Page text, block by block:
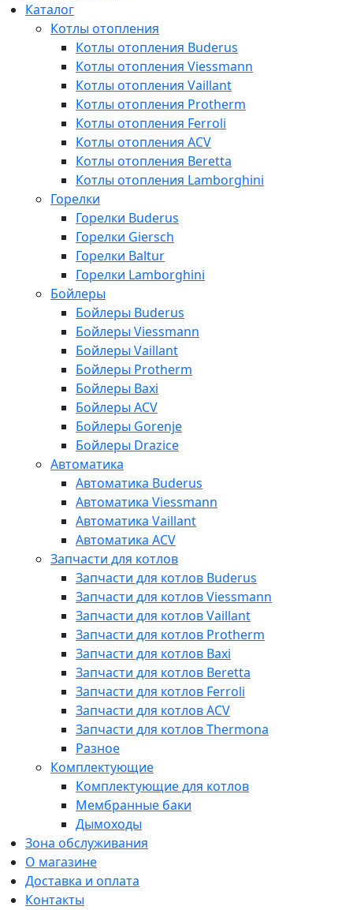
Каталог
Котлы отопления
Котлы отопления Buderus
Котлы отопления Viessmann
Котлы отопления Vaillant
Котлы отопления Protherm
Котлы отопления Ferroli
Котлы отопления ACV
Котлы отопления Beretta
Котлы отопления Lamborghini
Горелки
Горелки Buderus
Горелки Giersch
Горелки Baltur
Горелки Lamborghini
Бойлеры
Бойлеры Buderus
Бойлеры Viessmann
Бойлеры Vaillant
Бойлеры Protherm
Бойлеры Baxi
Бойлеры ACV
Бойлеры Gorenje
Бойлеры Drazice
Автоматика
Автоматика Buderus
Автоматика Viessmann
Автоматика Vaillant
Автоматика ACV
Запчасти для котлов
Запчасти для котлов Buderus
Запчасти для котлов Viessmann
Запчасти для котлов Vaillant
Запчасти для котлов Protherm
Запчасти для котлов Baxi
Запчасти для котлов Beretta
Запчасти для котлов Ferroli
Запчасти для котлов ACV
Запчасти для котлов Thermona
Разное
Комплектующие
Комплектующие для котлов
Мембранные баки
Дымоходы
Зона обслуживания
О магазине
Доставка и оплата
Контакты